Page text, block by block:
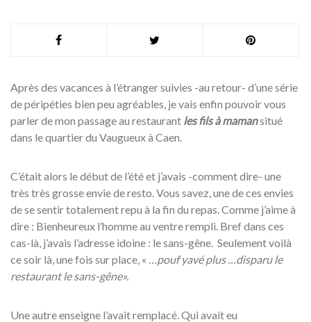
Après des vacances à l’étranger suivies -au retour- d’une série
de péripéties bien peu agréables, je vais enfin pouvoir vous
parler de mon passage au restaurant les fils à mamansitué
dans le quartier du Vaugueux à Caen.
C’était alors le début de l’été et j’avais -comment dire- une
très très grosse envie de resto. Vous savez, une de ces envies
de se sentir totalement repu à la fin du repas. Comme j’aime à
dire : Bienheureux l’homme au ventre rempli. Bref dans ces
cas-là, j’avais l’adresse idoine : le sans-gêne. Seulement voilà
ce soir là, une fois sur place, « …pouf yavé plus …disparu le
restaurant le sans-gêne».
Une autre enseigne l’avait remplacé. Qui avait eu